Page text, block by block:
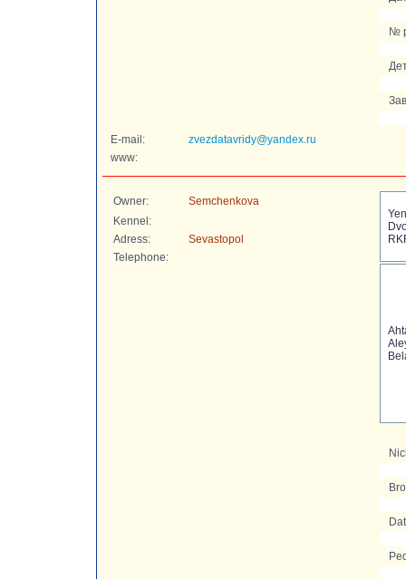
№
E-mail:
zvezdatavridy@yandex.ru
www:
Owner:
Semchenkova
Kennel:
Adress:
Sevastopol
Telephone: